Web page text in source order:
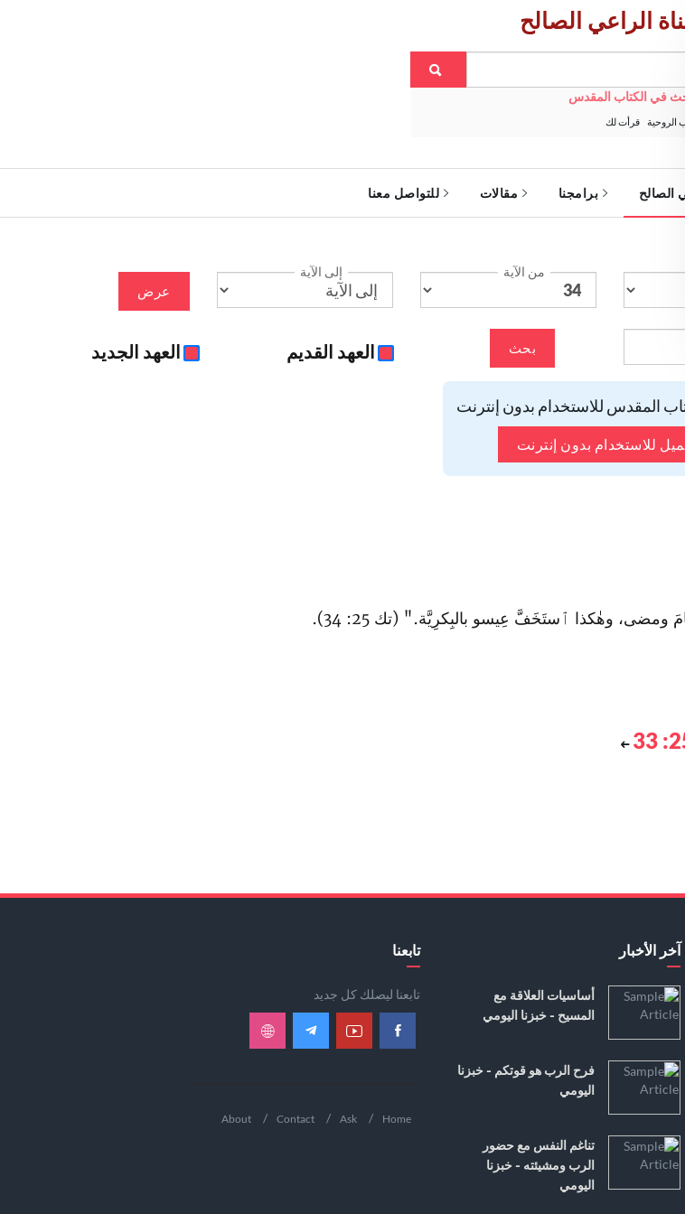
الراعي الصالح
في الكتاب المقدس
الروحية قرأت لك
الصالح برامجنا مقالات للتواصل معنا
من الآية إلى الآية
عرض
بحث العهد القديم العهد الجديد
المقدس للاستخدام بدون إنترنت
للاستخدام بدون إنترنت
وهٰكذا ٱستَخَفَّ عِيسو بالبِكرِيَّة." (تك 25: 34).
آخر الأخبار
أساسيات العلاقة مع
المسيح - خبزنا اليومي
فرح الرب هو قوتكم - خبزنا
اليومي
تناغم النفس مع حضور
الرب ومشيئته - خبزنا
اليومي
تابعنا
تابعنا ليصلك كل جديد
Home
Ask
Contact
About